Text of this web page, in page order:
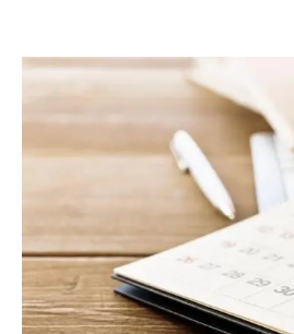
SOBRE
EL
INTERMITENTE